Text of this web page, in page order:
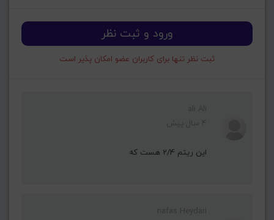
ورود و ثبت نظر
ثبت نظر تنها برای کاربران عضو امکان پذیر است
این ریتم 2/4 هست که